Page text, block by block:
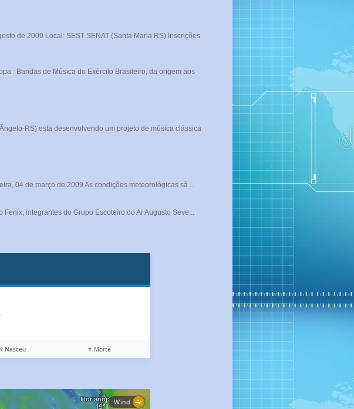
de 2009 Local: SEST SENAT (Santa Maria RS) Inscrições
: Bandas de Música do Exército Brasileiro, da origem aos
RS) esta desenvolvendo um projeto de música clássica
04 de março de 2009 As condições meteorológicas sã...
integrantes do Grupo Escoteiro do Ar Augusto Seve...
Nasceu ✝️ Morte